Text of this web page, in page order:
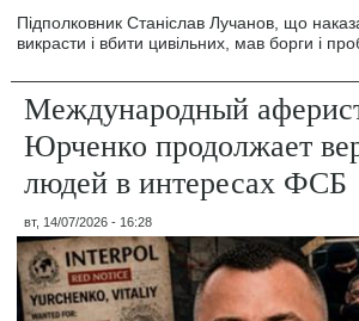
Підполковник Станіслав Лучанов, що
викрасти і вбити цивільних, мав борги і
Международный
Юрченко продолжает
людей в интересах ФСБ
вт, 14/07/2026 - 16:28